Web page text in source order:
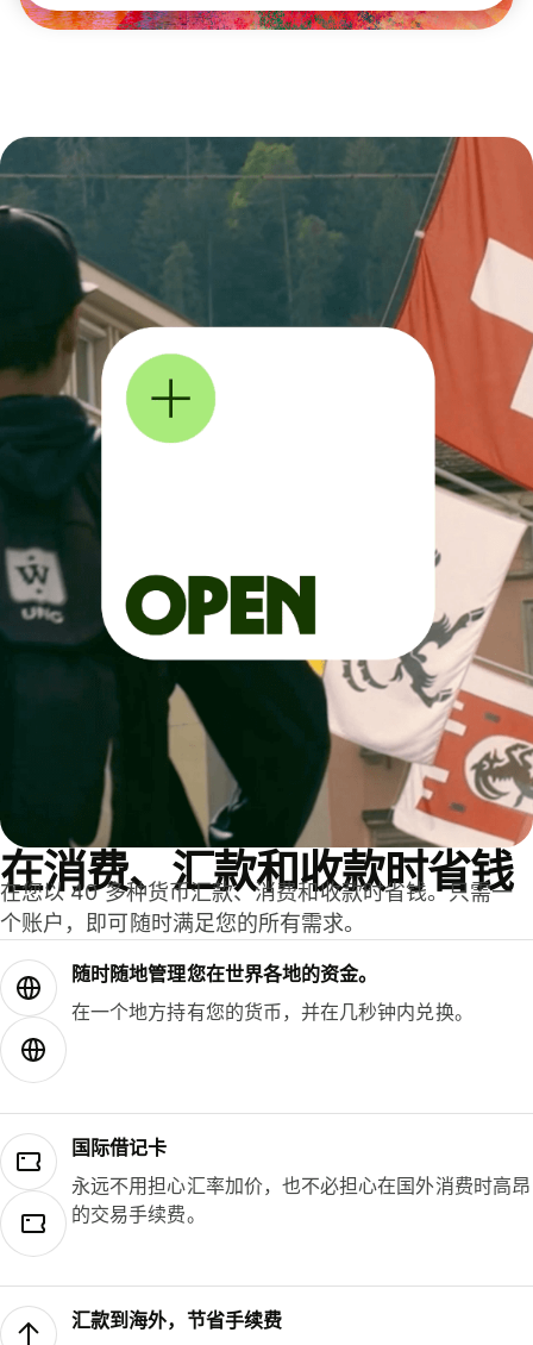
在消费、汇款和收款时省钱
在您以 40 多种货币汇款、消费和收款时省钱。只需一
个账户，即可随时满足您的所有需求。
随时随地管理您在世界各地的资金。
在一个地方持有您的货币，并在几秒钟内兑换。
国际借记卡
永远不用担心汇率加价，也不必担心在国外消费时高昂
的交易手续费。
汇款到海外，节省手续费